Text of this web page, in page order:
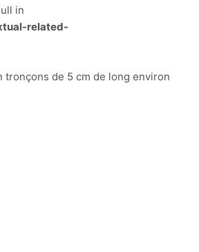
in
related-
de 5 cm de long environ